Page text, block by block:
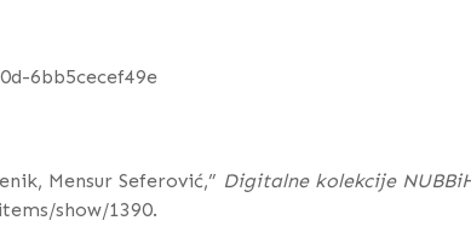
6bb5cecef49e
Mensur Seferović,” Digitalne kolekcije
show/1390.